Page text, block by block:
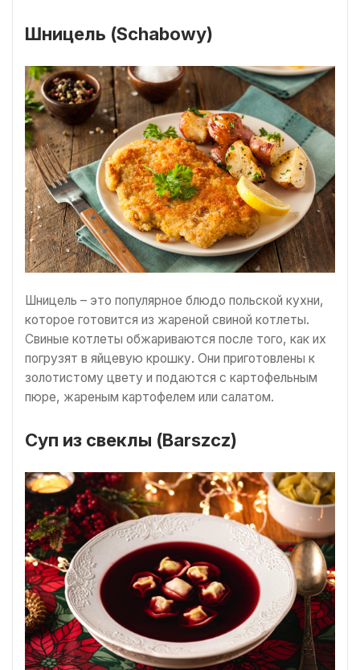
Шницель (Schabowy)
Шницель – это популярное блюдо польской кухни,
которое готовится из жареной свиной котлеты.
Свиные котлеты обжариваются после того, как их
погрузят в яйцевую крошку. Они приготовлены к
золотистому цвету и подаются с картофельным
пюре, жареным картофелем или салатом.
Суп из свеклы (Barszcz)